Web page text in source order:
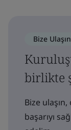
Bize Ulaşın
birlikte
Bize
başarıyı